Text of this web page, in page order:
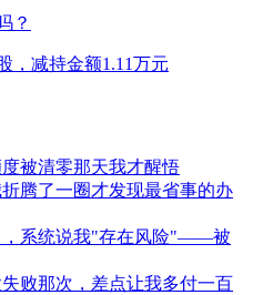
？
，减持金额1.11万元
被清零那天我才醒悟
腾了一圈才发现最省事的办
，系统说我"存在风险"——被
败那次，差点让我多付一百